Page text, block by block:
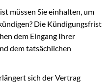
müssen Sie einhalten, um
Die Kündigungsfrist
dem Eingang Ihrer
dem tatsächlichen
sich der Vertrag